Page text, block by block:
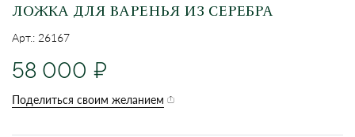
ЛОЖКА ДЛЯ ВАРЕНЬЯ ИЗ СЕРЕБРА
Арт.: 26167
58 000
Поделиться своим желанием